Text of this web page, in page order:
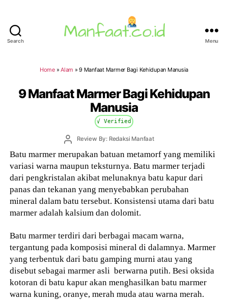
Search Menu
Home»Alam »9 Manfaat Marmer Bagi Kehidupan Manusia
9 Manfaat Marmer Bagi Kehidupan
Manusia
√ Verified
PostReview By: Redaksi Manfaat
Batu marmer merupakan batuan metamorf yang memiliki
variasi warna maupun teksturnya. Batu marmer terjadi
dari pengkristalan akibat melunaknya batu kapur dari
panas dan tekanan yang menyebabkan perubahan
mineral dalam batu tersebut. Konsistensi utama dari batu
marmer adalah kalsium dan dolomit.
Batu marmer terdiri dari berbagai macam warna,
tergantung pada komposisi mineral di dalamnya. Marmer
yang terbentuk dari batu gamping murni atau yang
disebut sebagai marmer asli berwarna putih. Besi oksida
kotoran di batu kapur akan menghasilkan batu marmer
warna kuning, oranye, merah muda atau warna merah.